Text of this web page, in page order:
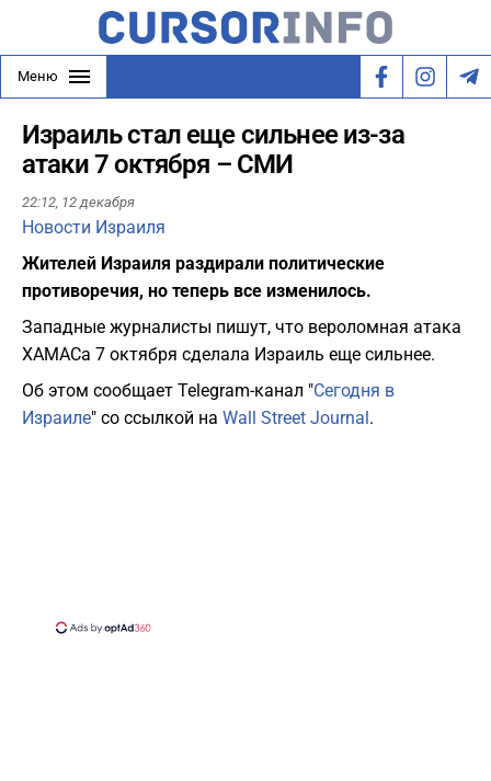
Меню
Израиль стал еще сильнее из-за
атаки 7 октября – СМИ
22:12, 12 декабря
Новости Израиля
Жителей Израиля раздирали политические
противоречия, но теперь все изменилось.
Западные журналисты пишут, что вероломная атака
ХАМАСа 7 октября сделала Израиль еще сильнее.
Об этом сообщает Telegram-канал "Сегодня в
Израиле" со ссылкой на Wall Street Journal .